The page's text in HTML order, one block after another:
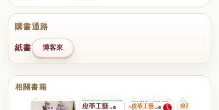
購書通路
紙書 博客來
相關書籍